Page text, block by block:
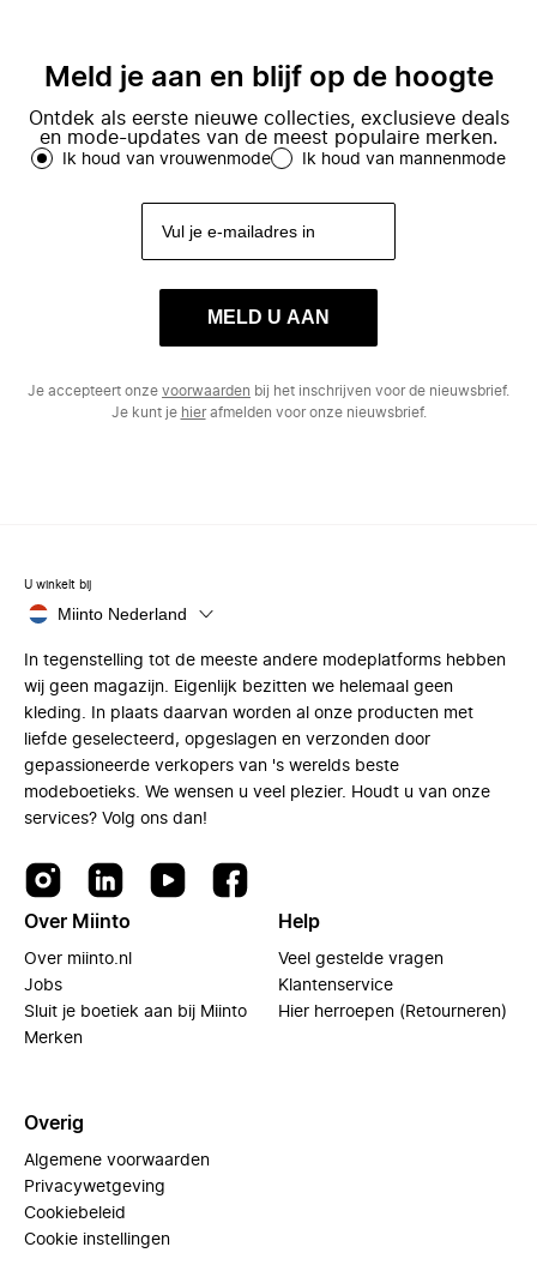
Meld je aan en blijf op de hoogte
Ontdek als eerste nieuwe collecties, exclusieve deals
en mode-updates van de meest populaire merken.
Ik houd van vrouwenmode Ik houd van mannenmode
MELD U AAN
Je accepteert onze voorwaarden bij het inschrijven voor de nieuwsbrief.
Je kunt je hierafmelden voor onze nieuwsbrief.
U winkelt bij
Miinto Nederland
In tegenstelling tot de meeste andere modeplatforms hebben
wij geen magazijn. Eigenlijk bezitten we helemaal geen
kleding. In plaats daarvan worden al onze producten met
liefde geselecteerd, opgeslagen en verzonden door
gepassioneerde verkopers van 's werelds beste
modeboetieks. We wensen u veel plezier. Houdt u van onze
services? Volg ons dan!
Over Miinto
Over miinto.nl
Jobs
Sluit je boetiek aan bij Miinto
Merken
Help
Veel gestelde vragen
Klantenservice
Hier herroepen (Retourneren)
Overig
Algemene voorwaarden
Privacywetgeving
Cookiebeleid
Cookie instellingen